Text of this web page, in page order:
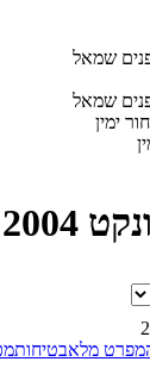
2004
מפרט מלאבטיחות